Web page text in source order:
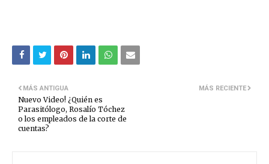
MÁS RECIENTE
MÁS ANTIGUA
Nuevo Video! ¿Quién es
Parasitólogo, Rosalío Tóchez
o los empleados de la corte de
cuentas?